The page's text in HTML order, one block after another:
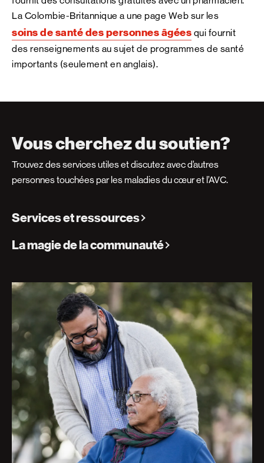
La Colombie-Britannique a une page Web sur les
soins de santé des personnes âgées qui fournit
des renseignements au sujet de programmes de santé
importants (seulement en anglais).
Vous cherchez du soutien?
Trouvez des services utiles et discutez avec d’autres
personnes touchées par les maladies du cœur et l’AVC.
Services et ressources
La magie de la communauté